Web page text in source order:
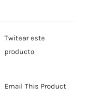
Twitear este
producto
Email This Product